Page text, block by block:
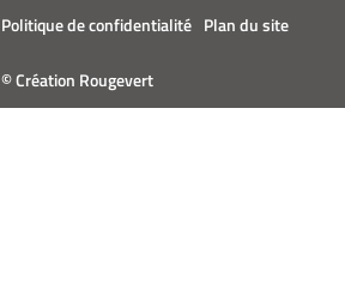
Politique de confidentialité Plan du site
© Création Rougevert